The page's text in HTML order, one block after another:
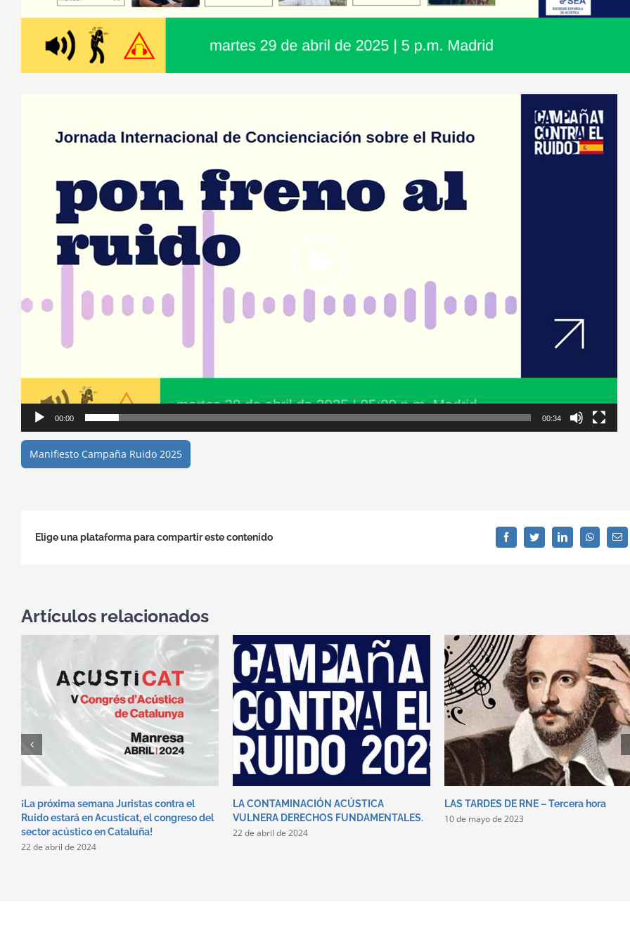
00:00 00:34
Manifiesto Campaña Ruido 2025
Elige una plataforma para compartir este contenido FacebookTwitterLinkedInWhatsApp
Artículos relacionados
¡La próxima semana Juristas contra el
Ruido estará en Acusticat, el congreso del
sector acústico en Cataluña!
22 de abril de 2024
LA CONTAMINACIÓN ACÚSTICA
VULNERA DERECHOS FUNDAMENTALES.
22 de abril de 2024
LAS TARDES DE RNE – Tercera hora
10 de mayo de 2023